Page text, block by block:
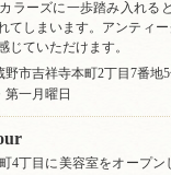
ラーズに一歩踏み入れる
てしまいます。アンティ
じていただけます。
野市吉祥寺本町2丁目7番地
第一月曜日
4丁目に美容室をオープ